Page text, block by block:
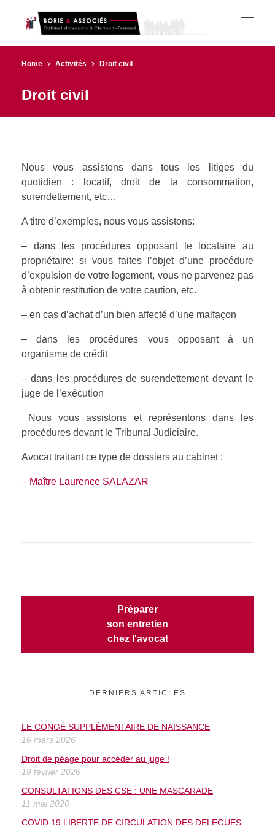
ACCUEIL
ACTIVITÉS
Droit du Travail
Droit Administratif
Droit des étrangers
Droit pénal
Droit civil
Droit de la Famille
Préjudice corporel
CSE
CSE (CE/DUP/DP)
SSCT
HONORAIRES
Aide Juridictionnelle
Protection juridique
CONTACT
Home Activités Droit civil
Droit civil
Nous vous assistons dans tous les litiges du
quotidien : locatif, droit de la consommation,
surendettement, etc…
A titre d’exemples, nous vous assistons:
– dans les procédures opposant le locataire au
propriétaire: si vous faites l’objet d’une procédure
d’expulsion de votre logement, vous ne parvenez pas
à obtenir restitution de votre caution, etc.
– en cas d’achat d’un bien affecté d’une malfaçon
– dans les procédures vous opposant à un
organisme de crédit
– dans les procédures de surendettement devant le
juge de l’exécution
Nous vous assistons et représentons dans les
procédures devant le Tribunal Judiciaire.
Avocat traitant ce type de dossiers au cabinet :
– Maître Laurence SALAZAR
Préparer
son entretien
chez l'avocat
DERNIERS ARTICLES
LE CONGÉ SUPPLÉMENTAIRE DE NAISSANCE
16 mars 2026
Droit de péage pour accéder au juge !
19 février 2026
CONSULTATIONS DES CSE : UNE MASCARADE
11 mai 2020
COVID 19 LIBERTE DE CIRCULATION DES DELEGUES